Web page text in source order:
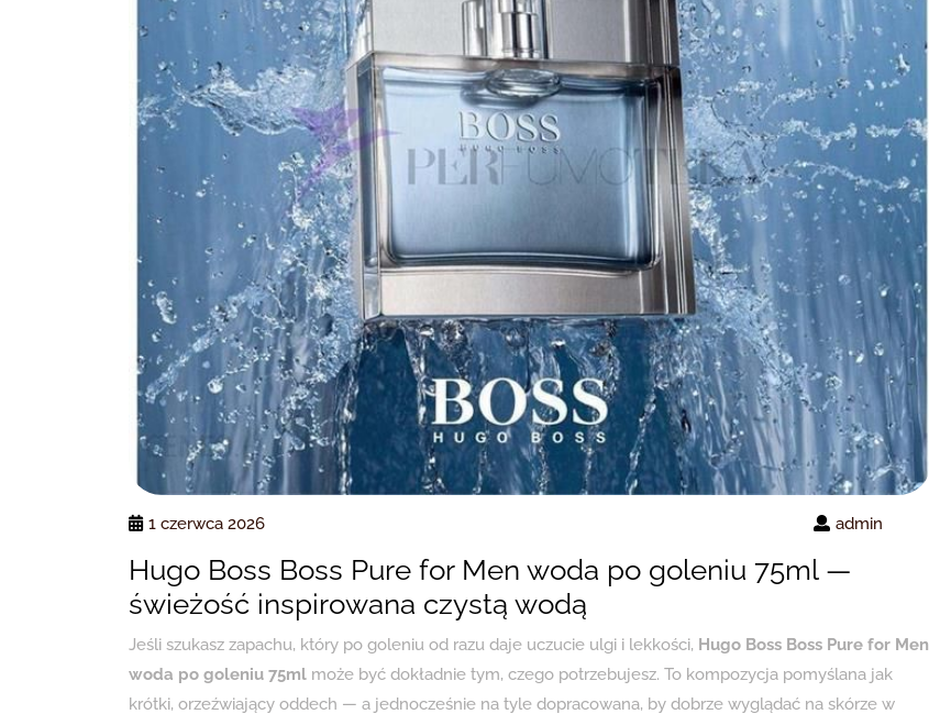
1 czerwca 2026 admin
Hugo Boss Boss Pure for Men woda po goleniu 75ml —
świeżość inspirowana czystą wodą
Jeśli szukasz zapachu, który po goleniu od razu daje uczucie ulgi i lekkości, Hugo Boss Boss Pure for Men
woda po goleniu 75ml może być dokładnie tym, czego potrzebujesz. To kompozycja pomyślana jak
krótki, orzeźwiający oddech — a jednocześnie na tyle dopracowana, by dobrze wyglądać na skórze w